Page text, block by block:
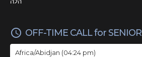
access_time OFF-TIME CALL for SENIOR
Africa/Abidjan (04:24 pm)